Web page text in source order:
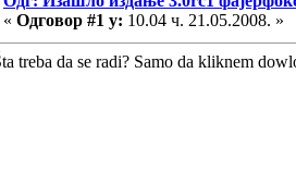
« Одговор #1 у: 10.04 ч. 21.05.2008. »
treba da se radi? Samo da kliknem